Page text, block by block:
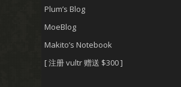
Plum’s Blog
MoeBlog
Makito’s Notebook
[ 注册 vultr 赠送 $300 ]